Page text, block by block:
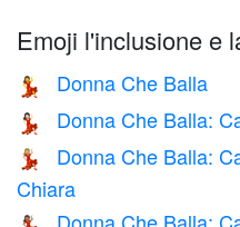
Emoji l'inclusione e
💃 Donna Che Balla
💃🏻 Donna Che Balla:
💃🏼
Donna Che Balla:
Chiara